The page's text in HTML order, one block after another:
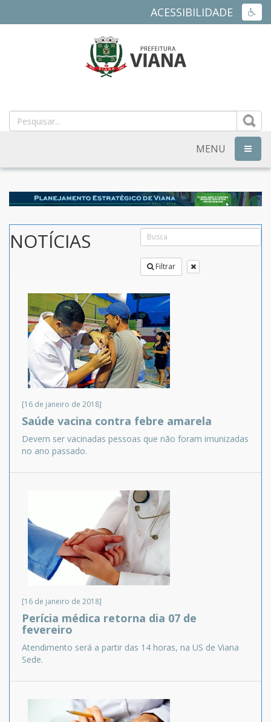
ACESSIBILIDADE
MUNICIPAL
DE
VIANA
ES
MENU
NOTÍCIAS
Filtrar
[16 de janeiro de 2018]
Saúde vacina contra febre amarela
Devem ser vacinadas pessoas que não foram imunizadas
no ano passado.
[16 de janeiro de 2018]
Perícia médica retorna dia 07 de
fevereiro
Atendimento será a partir das 14 horas, na US de Viana
Sede.